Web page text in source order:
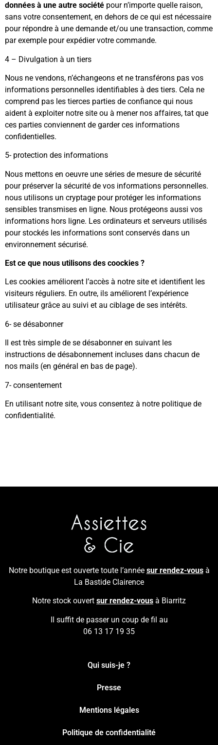
données à une autre société pour n’importe quelle raison,
sans votre consentement, en dehors de ce qui est nécessaire
pour répondre à une demande et/ou une transaction, comme
par exemple pour expédier votre commande.
4 – Divulgation à un tiers
Nous ne vendons, n’échangeons et ne transférons pas vos
informations personnelles identifiables à des tiers. Cela ne
comprend pas les tierces parties de confiance qui nous
aident à exploiter notre site ou à mener nos affaires, tat que
ces parties conviennent de garder ces informations
confidentielles.
5- protection des informations
Nous mettons en oeuvre une séries de mesure de sécurité
pour préserver la sécurité de vos informations personnelles.
nous utilisons un cryptage pour protéger les informations
sensibles transmises en ligne. Nous protégeons aussi vos
informations hors ligne. Les ordinateurs et serveurs utilisés
pour stockés les informations sont conservés dans un
environnement sécurisé.
Est ce que nous utilisons des coockies ?
Les cookies améliorent l’accès à notre site et identifient les
visiteurs réguliers. En outre, ils améliorent l’expérience
utilisateur grâce au suivi et au ciblage de ses intérêts.
6- se désabonner
Il est très simple de se désabonner en suivant les
instructions de désabonnement incluses dans chacun de
nos mails (en général en bas de page).
7- consentement
En utilisant notre site, vous consentez à notre politique de
confidentialité.
Notre boutique est ouverte toute l’année sur rendez-vousà
La Bastide Clairence
Notre stock ouvert sur rendez-vous à Biarritz
Il suffit de passer un coup de fil au
06 13 17 19 35
Qui suis-je ?
Presse
Mentions légales
Politique de confidentialité